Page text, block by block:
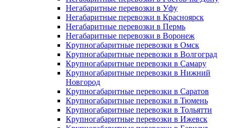
Негабаритные перевозки в Уфу
Негабаритные перевозки в Красноярск
Негабаритные перевозки в Пермь
Негабаритные перевозки в Воронеж
Крупногабаритные перевозки в Омск
Крупногабаритные перевозки в Волгоград
Крупногабаритные перевозки в Самару
Крупногабаритные перевозки в Нижний
Новгород
Крупногабаритные перевозки в Саратов
Крупногабаритные перевозки в Тюмень
Крупногабаритные перевозки в Тольятти
Крупногабаритные перевозки в Ижевск